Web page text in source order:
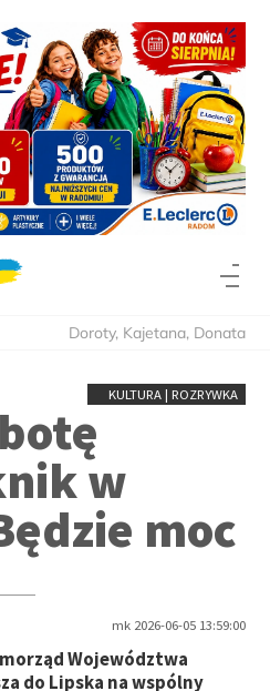
Doroty, Kajetana, Donata
KULTURA | ROZRYWKA
w
moc
mk 2026-06-05 13:59:00
Województwa
do Lipska na wspólny